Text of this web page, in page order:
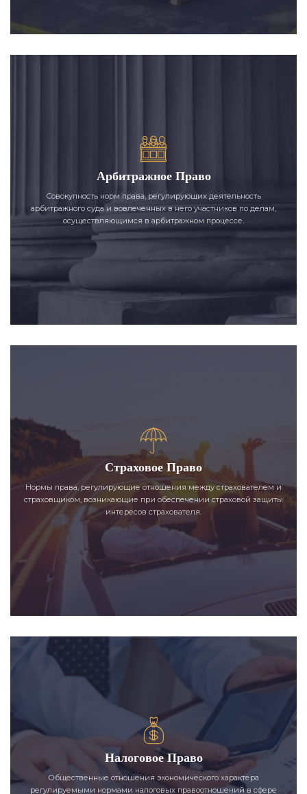
Арбитражное Право
Совокупность норм права, регулирующих деятельность
арбитражного суда и вовлеченных в него участников по делам,
осуществляющимся в арбитражном процессе.
Страховое Право
Нормы права, регулирующие отношения между страхователем и
страховщиком, возникающие при обеспечении страховой защиты
интересов страхователя.
Налоговое Право
Общественные отношения экономического характера
регулируемыми нормами налоговых правоотношений в сфере